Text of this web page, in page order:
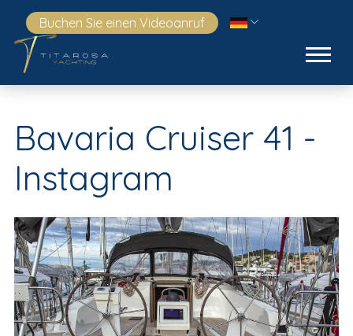
Buchen Sie einen Videoanruf
Bavaria Cruiser 41 -
Instagram